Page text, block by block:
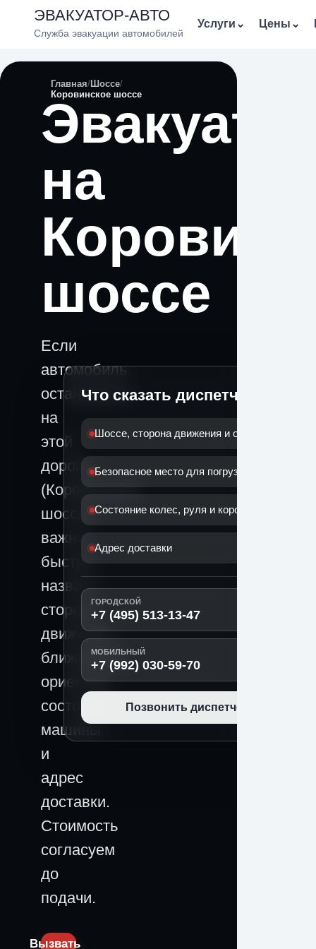
ЭВАКУАТОР-АВТО
Служба эвакуации автомобилей
Услуги ⌄ Цены ⌄
Главная Шоссе
Коровинское шоссе
на
шоссе
Если
автомобиль
остановился
на
этой
дороге
(Коровинское
шоссе),
важно
быстро
назвать
сторону
движения,
ближайший
ориентир,
состояние
машины
и
адрес
доставки.
Стоимость
согласуем
до
подачи.
Вызвать
Что сказать диспетчеру
Шоссе, сторона движения и ориентир
Безопасное место для погрузки
Состояние колес, руля и коробки
Адрес доставки
ГОРОДСКОЙ
+7 (495) 513-13-47
МОБИЛЬНЫЙ
+7 (992) 030-59-70
Позвонить диспетчеру